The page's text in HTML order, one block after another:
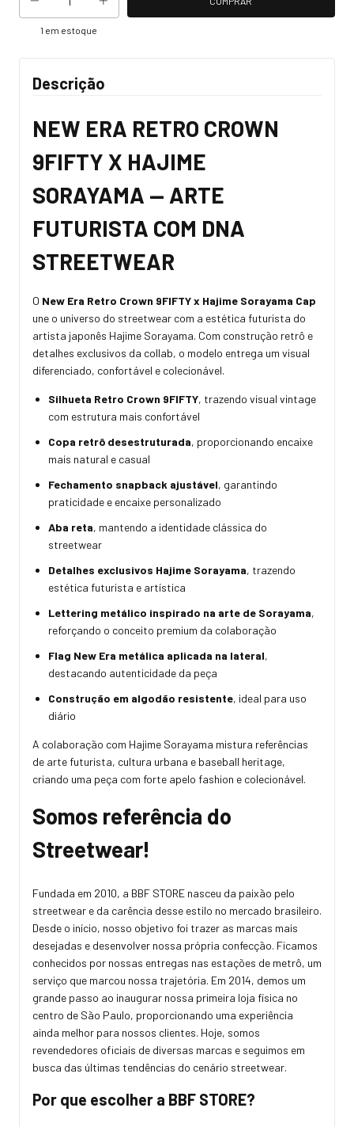
1 em estoque
Descrição
NEW ERA RETRO CROWN
9FIFTY X HAJIME
SORAYAMA — ARTE
FUTURISTA COM DNA
STREETWEAR
O New Era Retro Crown 9FIFTY x Hajime Sorayama Cap
une o universo do streetwear com a estética futurista do
artista japonês Hajime Sorayama. Com construção retrô e
detalhes exclusivos da collab, o modelo entrega um visual
diferenciado, confortável e colecionável.
Silhueta Retro Crown 9FIFTY, trazendo visual vintage
com estrutura mais confortável
Copa retrô desestruturada, proporcionando encaixe
mais natural e casual
Fechamento snapback ajustável, garantindo
praticidade e encaixe personalizado
Aba reta, mantendo a identidade clássica do
streetwear
Detalhes exclusivos Hajime Sorayama, trazendo
estética futurista e artística
Lettering metálico inspirado na arte de Sorayama,
reforçando o conceito premium da colaboração
Flag New Era metálica aplicada na lateral,
destacando autenticidade da peça
Construção em algodão resistente, ideal para uso
diário
A colaboração com Hajime Sorayama mistura referências
de arte futurista, cultura urbana e baseball heritage,
criando uma peça com forte apelo fashion e colecionável.
Somos referência do
Streetwear!
Fundada em 2010, a BBF STORE nasceu da paixão pelo
streetwear e da carência desse estilo no mercado brasileiro.
Desde o início, nosso objetivo foi trazer as marcas mais
desejadas e desenvolver nossa própria confecção. Ficamos
conhecidos por nossas entregas nas estações de metrô, um
serviço que marcou nossa trajetória. Em 2014, demos um
grande passo ao inaugurar nossa primeira loja física no
centro de São Paulo, proporcionando uma experiência
ainda melhor para nossos clientes. Hoje, somos
revendedores oficiais de diversas marcas e seguimos em
busca das últimas tendências do cenário streetwear.
Por que escolher a BBF STORE?